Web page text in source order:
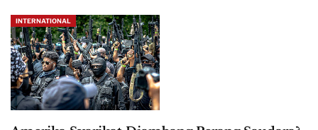
INTERNATIONAL